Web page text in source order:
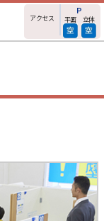
アクセス 平面 立体